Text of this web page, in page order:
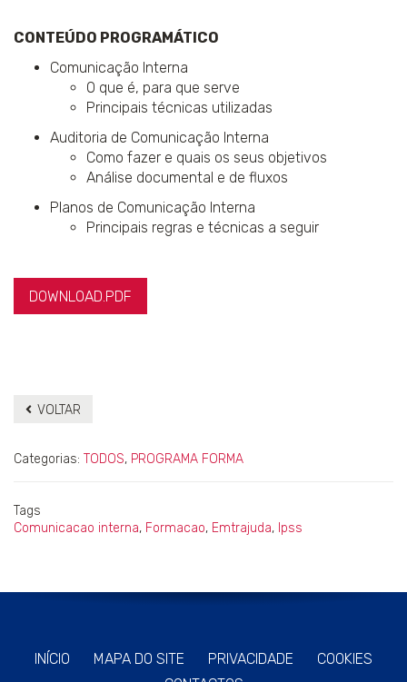
CONTEÚDO PROGRAMÁTICO
Comunicação Interna
O que é, para que serve
Principais técnicas utilizadas
Auditoria de Comunicação Interna
Como fazer e quais os seus objetivos
Análise documental e de fluxos
Planos de Comunicação Interna
Principais regras e técnicas a seguir
DOWNLOAD.PDF
VOLTAR
Categorias: TODOS, PROGRAMA FORMA
Tags
Comunicacao interna, Formacao, Emtrajuda, Ipss
INÍCIO MAPA DO SITE PRIVACIDADE
COOKIES